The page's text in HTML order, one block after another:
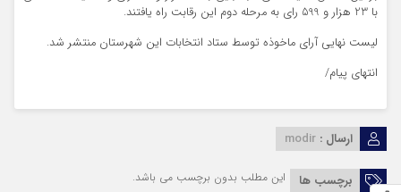
با 23 هزار و 599 رای به مرحله دوم این رقابت راه یافتند.
لیست نهایی آرای ماخوذه توسط ستاد انتخابات این شهرستان منتشر شد.
انتهای پیام/
ارسال : modir
برچسب ها این مطلب بدون برچسب می باشد.